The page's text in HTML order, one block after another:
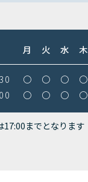
月 火 水 木
〇 〇 〇 〇
〇 〇 〇 〇
までとなります